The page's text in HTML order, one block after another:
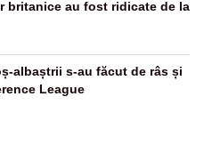
britanice au fost ridicate de la
albaștrii s-au făcut de râs și
League